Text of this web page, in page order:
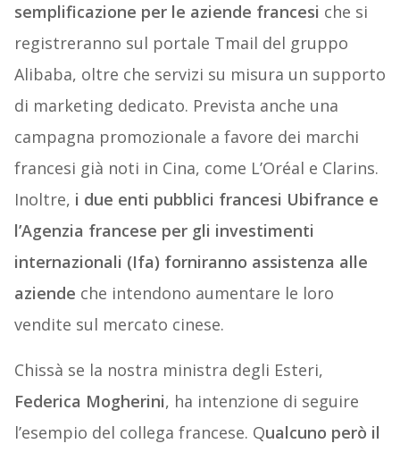
semplificazione per le aziende francesi che si
registreranno sul portale Tmail del gruppo
Alibaba, oltre che servizi su misura un supporto
di marketing dedicato. Prevista anche una
campagna promozionale a favore dei marchi
francesi già noti in Cina, come L’Oréal e Clarins.
Inoltre, i due enti pubblici francesi Ubifrance e
l’Agenzia francese per gli investimenti
internazionali (Ifa) forniranno assistenza alle
aziende che intendono aumentare le loro
vendite sul mercato cinese.
Chissà se la nostra ministra degli Esteri,
Federica Mogherini, ha intenzione di seguire
l’esempio del collega francese. Qualcuno però il